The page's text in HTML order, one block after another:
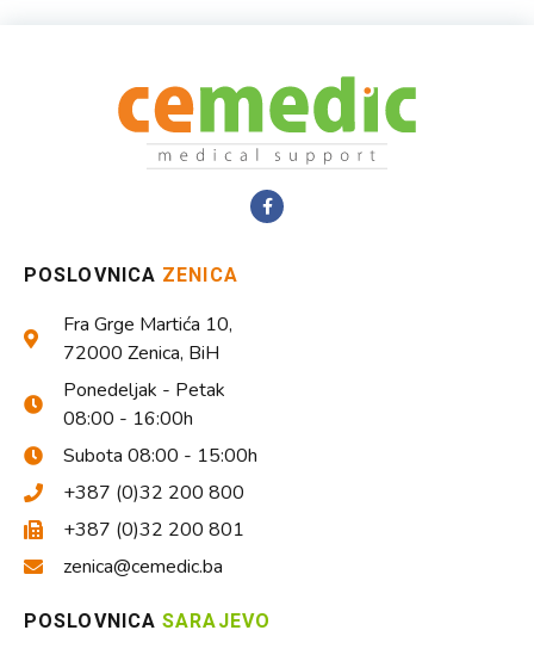
POSLOVNICA ZENICA
Fra Grge Martića 10,
72000 Zenica, BiH
Ponedeljak - Petak
08:00 - 16:00h
Subota 08:00 - 15:00h
+387 (0)32 200 800
+387 (0)32 200 801
zenica@cemedic.ba
POSLOVNICASARAJEVO